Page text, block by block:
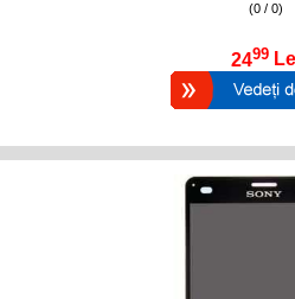
(0 / 0)
2499